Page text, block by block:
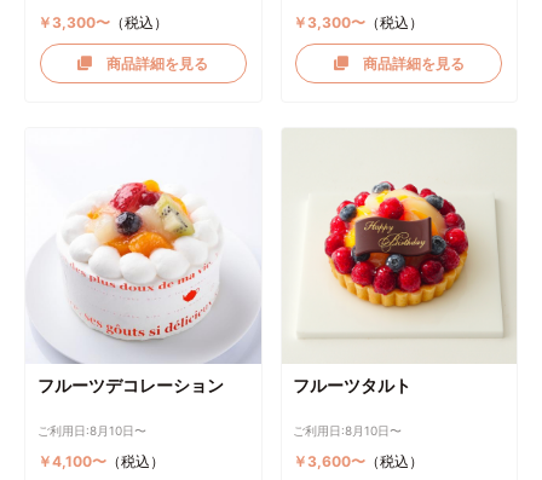
￥3,300〜（税込）
商品詳細を見る
￥3,300〜 （税込）
商品詳細を見る
フルーツデコレーション
ご利用日:8月10日〜
￥4,100〜（税込）
フルーツタルト
ご利用日:8月10日〜
￥3,600〜 （税込）